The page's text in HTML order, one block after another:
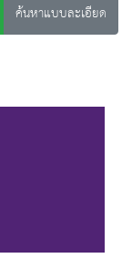
ค้นหาแบบละเอียด